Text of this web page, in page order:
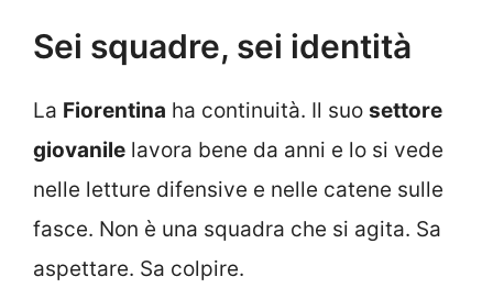
Sei squadre, sei identità
La Fiorentina ha continuità. Il suo settore
giovanile lavora bene da anni e lo si vede
nelle letture difensive e nelle catene sulle
fasce. Non è una squadra che si agita. Sa
aspettare. Sa colpire.